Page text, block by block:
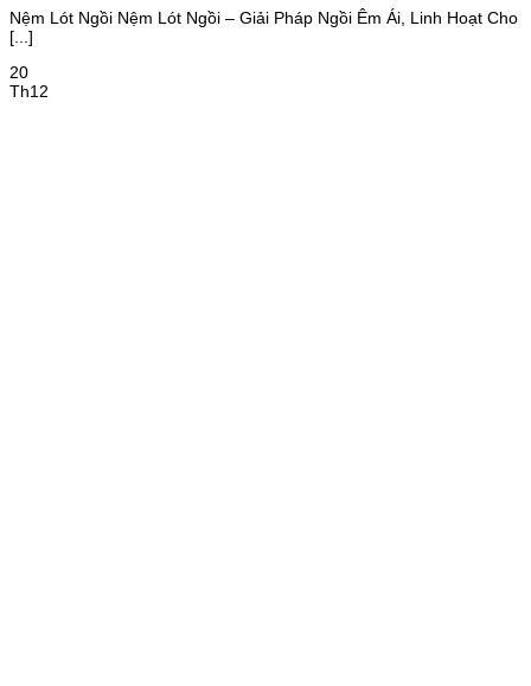
Nệm Lót Ngồi Nệm Lót Ngồi – Giải Pháp Ngồi Êm Ái, Linh Hoạt Cho
[...]
20
Th12